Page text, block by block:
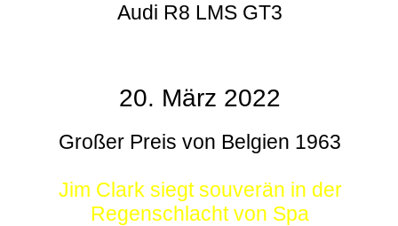
Audi R8 LMS GT3
20. März 2022
Großer Preis von Belgien 1963
Jim Clark siegt souverän in der
Regenschlacht von Spa